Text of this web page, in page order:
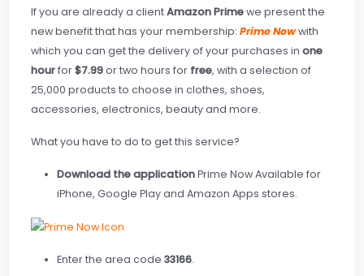
If you are already a clientAmazon Primewe present the
new benefit that has your membership: Prime Nowwith
which you can get the delivery of your purchases in one
hourfor$7.99or two hours for free, with a selection of
25,000 products to choose in clothes, shoes,
accessories, electronics, beauty and more.
What you have to do to get this service?
Download the applicationPrime Now Available for
iPhone, Google Play and Amazon Apps stores.
Enter the area code 33166.